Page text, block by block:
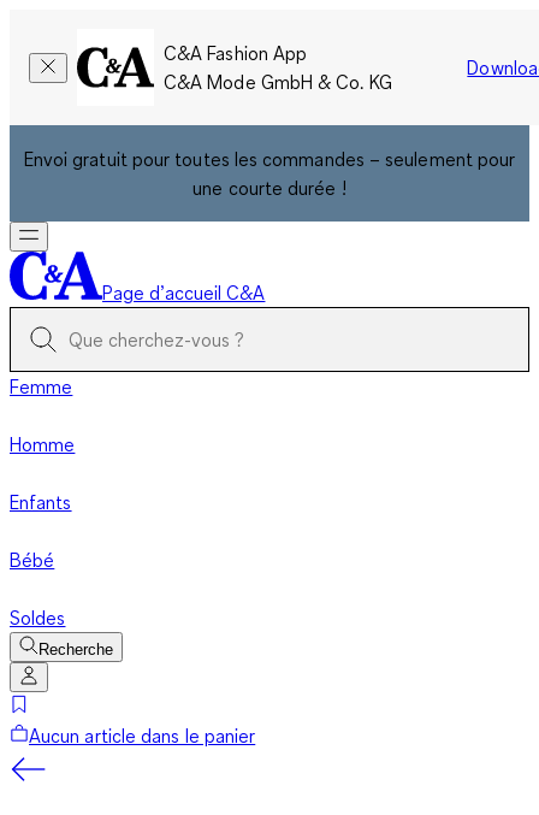
C&A Fashion App
C&A Mode GmbH & Co. KG
Envoi gratuit pour toutes les commandes – seulement pour
une courte durée !
Page d’accueil C&A
Femme
Homme
Enfants
Bébé
Soldes
Recherche
Aucun article dans le panier